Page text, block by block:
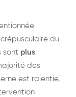
du
sont plus
des
est ralentie,